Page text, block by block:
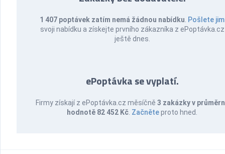
1 407 poptávek zatím nemá žádnou nabídku Pošlete jim
svoji nabídku a získejte prvního zákazníka z ePoptávka.cz
ještě dnes.
ePoptávka se vyplatí.
Firmy získají z ePoptávka.cz měsíčně 3 zakázky v
hodnotě 82 452 Kč Začněteproto hned.